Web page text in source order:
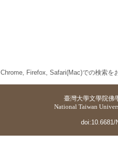
Chrome, Firefox, Safari(Mac)での検索を
臺灣大學文學院佛
National Taiwan
doi:10.6681/